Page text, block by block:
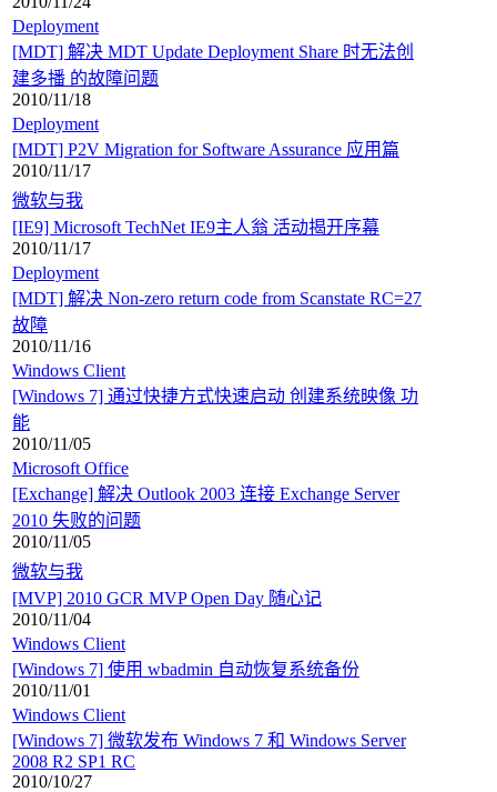
Deployment
[MDT] 解决 MDT Update Deployment Share 时无法创
建多播 的故障问题
2010/11/18
Deployment
[MDT] P2V Migration for Software Assurance 应用篇
2010/11/17
微软与我
[IE9] Microsoft TechNet IE9主人翁 活动揭开序幕
2010/11/17
Deployment
[MDT] 解决 Non-zero return code from Scanstate RC=27
故障
2010/11/16
Windows Client
[Windows 7] 通过快捷方式快速启动 创建系统映像 功
能
2010/11/05
Microsoft Office
[Exchange] 解决 Outlook 2003 连接 Exchange Server
2010 失败的问题
2010/11/05
微软与我
[MVP] 2010 GCR MVP Open Day 随心记
2010/11/04
Windows Client
[Windows 7] 使用 wbadmin 自动恢复系统备份
2010/11/01
Windows Client
[Windows 7] 微软发布 Windows 7 和 Windows Server
2008 R2 SP1 RC
2010/10/27